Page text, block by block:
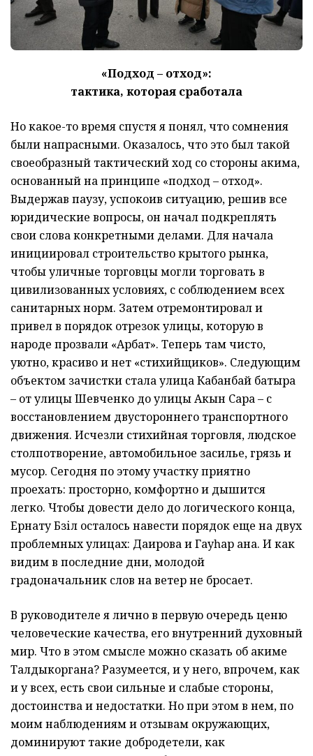
«Подход – отход»:
тактика, которая сработала
Но какое-то время спустя я понял, что сомнения
были напрасными. Оказалось, что это был такой
своеобразный тактический ход со стороны акима,
основанный на принципе «подход – отход».
Выдержав паузу, успокоив ситуацию, решив все
юридические вопросы, он начал подкреплять
свои слова конкретными делами. Для начала
инициировал строительство крытого рынка,
чтобы уличные торговцы могли торговать в
цивилизованных условиях, с соблюдением всех
санитарных норм. Затем отремонтировал и
привел в порядок отрезок улицы, которую в
народе прозвали «Арбат». Теперь там чисто,
уютно, красиво и нет «стихийщиков». Следующим
объектом зачистки стала улица Кабанбай батыра
– от улицы Шевченко до улицы Акын Сара – с
восстановлением двустороннего транспортного
движения. Исчезли стихийная торговля, людское
столпотворение, автомобильное засилье, грязь и
мусор. Сегодня по этому участку приятно
проехать: просторно, комфортно и дышится
легко. Чтобы довести дело до логического конца,
Ернату Бәзіл осталось навести порядок еще на двух
проблемных улицах: Даирова и Гауһар ана. И как
видим в последние дни, молодой
градоначальник слов на ветер не бросает.
В руководителе я лично в первую очередь ценю
человеческие качества, его внутренний духовный
мир. Что в этом смысле можно сказать об акиме
Талдыкоргана? Разумеется, и у него, впрочем, как
и у всех, есть свои сильные и слабые стороны,
достоинства и недостатки. Но при этом в нем, по
моим наблюдениям и отзывам окружающих,
доминируют такие добродетели, как